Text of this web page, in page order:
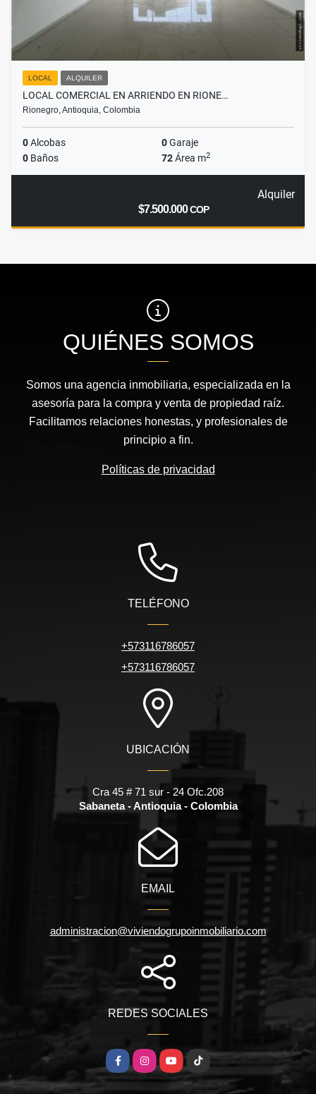
LOCAL ALQUILER
LOCAL COMERCIAL EN ARRIENDO EN RIONE…
Rionegro, Antioquia, Colombia
0Alcobas 0Garaje
0 Baños 72Área m2
Alquiler
$7.500.000COP
QUIÉNES SOMOS
Somos una agencia inmobiliaria, especializada en la
asesoría para la compra y venta de propiedad raíz.
Facilitamos relaciones honestas, y profesionales de
principio a fin.
Políticas de privacidad
TELÉFONO
+573116786057
+573116786057
UBICACIÓN
Cra 45 # 71 sur - 24 Ofc.208
Sabaneta - Antioquia - Colombia
EMAIL
administracion@viviendogrupoinmobiliario.com
REDES SOCIALES
FacebookInstagramYouTubeTikTok